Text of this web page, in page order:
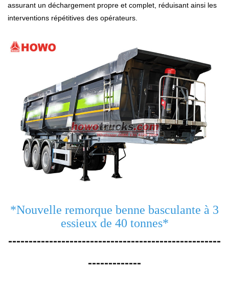
assurant un déchargement propre et complet, réduisant ainsi les
interventions répétitives des opérateurs.
*Nouvelle remorque benne basculante à 3
essieux de 40 tonnes*
----------------------------------------------------
-------------